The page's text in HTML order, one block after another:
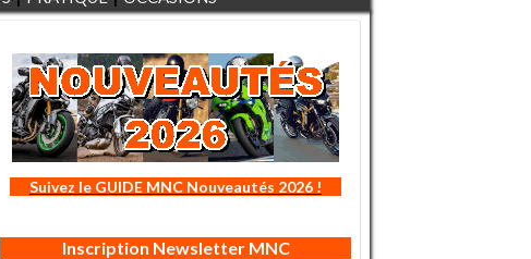
Suivez le GUIDE MNC Nouveautés 2026 !
Inscription Newsletter MNC